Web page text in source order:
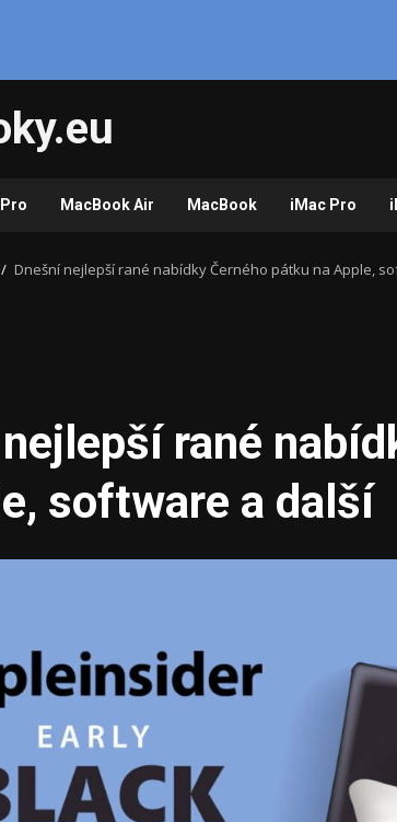
MacBook Air MacBook iMac Pro
Dnešní nejlepší rané nabídky Černého pátku na Apple,
rané
software a další